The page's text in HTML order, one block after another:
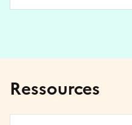
Ressources